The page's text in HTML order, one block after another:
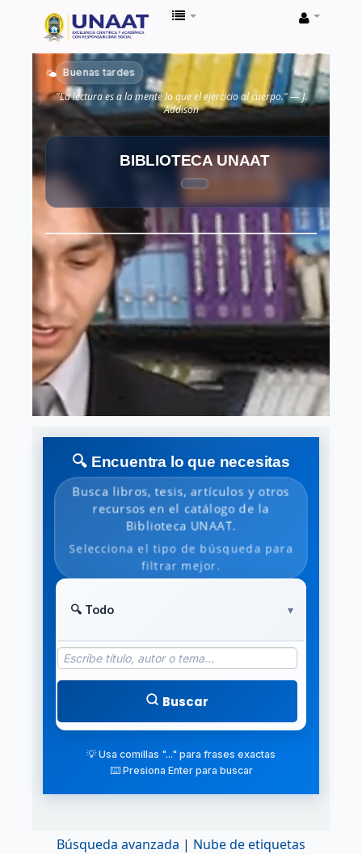
Biblioteca
Unaat
🌤️ Buenas tardes
"La lectura es a la mente lo que el ejercicio al cuerpo." — J.
Addison
BIBLIOTECA UNAAT
🔍 Encuentra lo que necesitas
Busca libros, tesis, artículos y otros
recursos en el catálogo de la
Biblioteca UNAAT.
Selecciona el tipo de búsqueda para
filtrar mejor.
Buscar
💡 Usa comillas "..." para frases exactas
⌨️ Presiona Enter para buscar
Búsqueda avanzada Nube de etiquetas